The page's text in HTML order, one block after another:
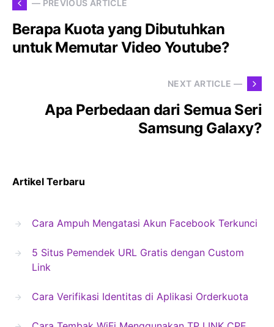
— PREVIOUS ARTICLE
Berapa Kuota yang Dibutuhkan
untuk Memutar Video Youtube?
NEXT ARTICLE —
Apa Perbedaan dari Semua Seri
Samsung Galaxy?
Artikel Terbaru
Cara Ampuh Mengatasi Akun Facebook Terkunci
5 Situs Pemendek URL Gratis dengan Custom
Link
Cara Verifikasi Identitas di Aplikasi Orderkuota